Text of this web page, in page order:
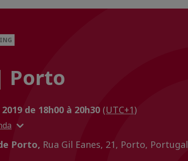
Porto
de 18h00 à 20h30 (UTC+1)
Porto, Rua Gil Eanes, 21, Porto, Portugal